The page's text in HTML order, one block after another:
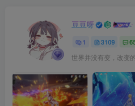
豆豆呀
1 3109
世界并没有变，改变